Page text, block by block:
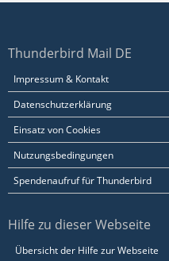
Thunderbird Mail DE
Impressum & Kontakt
Datenschutzerklärung
Einsatz von Cookies
Nutzungsbedingungen
Spendenaufruf für Thunderbird
Hilfe zu dieser Webseite
Übersicht der Hilfe zur Webseite